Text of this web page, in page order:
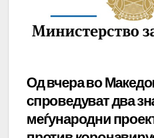
Од вчера во
спроведуват два
меѓународни